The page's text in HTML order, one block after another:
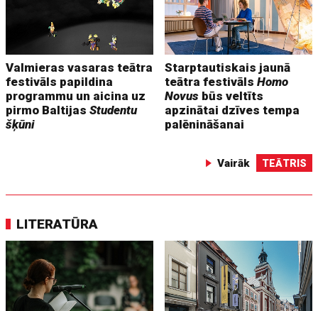
Valmieras vasaras teātra
festivāls papildina
programmu un aicina uz
pirmo BaltijasStudentu
šķūni
Starptautiskais jaunā
teātra festivālsHomo
Novus būs veltīts
apzinātai dzīves tempa
palēnināšanai
Vairāk TEĀTRIS
LITERATŪRA